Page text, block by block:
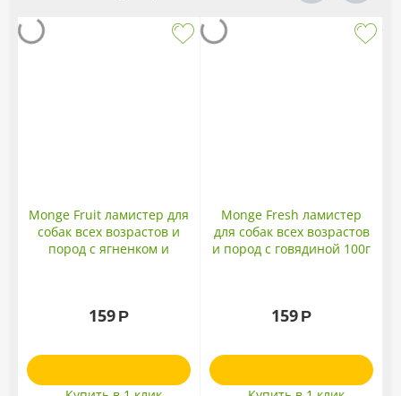
Monge Fruit ламистер для
собак всех возрастов и
пород с ягненком и
159 Р
Monge Fresh ламистер
для собак всех возрастов
и пород с говядиной 100г
159 Р